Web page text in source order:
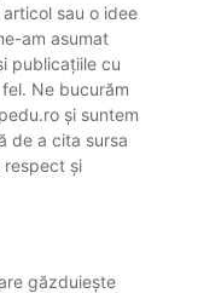
sau o idee
am asumat
publicațiile cu
Ne bucurăm
și suntem
de a cita sursa
respect și
găzduiește